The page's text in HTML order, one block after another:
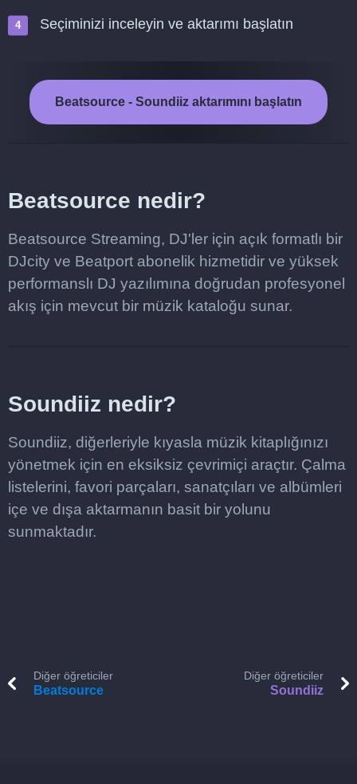
Seçiminizi inceleyin ve aktarımı başlatın
Beatsource - Soundiiz aktarımını başlatın
Beatsource nedir?
Beatsource Streaming, DJ'ler için açık formatlı bir
DJcity ve Beatport abonelik hizmetidir ve yüksek
performanslı DJ yazılımına doğrudan profesyonel
akış için mevcut bir müzik kataloğu sunar.
Soundiiz nedir?
Soundiiz, diğerleriyle kıyasla müzik kitaplığınızı
yönetmek için en eksiksiz çevrimiçi araçtır. Çalma
listelerini, favori parçaları, sanatçıları ve albümleri
içe ve dışa aktarmanın basit bir yolunu
sunmaktadır.
Diğer öğreticiler
Beatsource
Diğer öğreticiler
Soundiiz